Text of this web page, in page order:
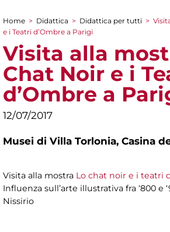
Tu sei qui
Home > Didattica > Didattica per tutti >
e i Teatri d’Ombre a Parigi
Visita alla
Chat Noir e i
d’Ombre a
12/07/2017
Musei di Villa Torlonia, Casina
Visita alla mostra Lo chat noir e i teatri
Influenza sull’arte illustrativa fra ‘800 e
Nissirio